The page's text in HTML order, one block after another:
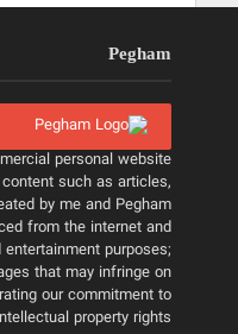
Pegham
personal website
such as articles,
by me and Pegham
from the internet and
purposes;
that may infringe on
our commitment to
property rights.